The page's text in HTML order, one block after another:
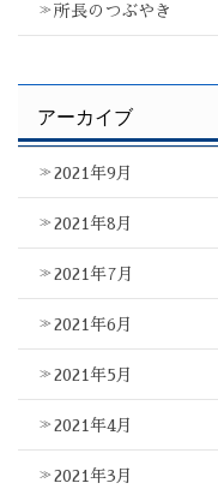
所長のつぶやき
アーカイブ
2021年9月
2021年8月
2021年7月
2021年6月
2021年5月
2021年4月
2021年3月